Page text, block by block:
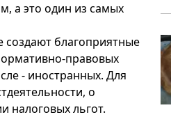
а это один из самых
благоприятные
правовых
- иностранных. Для
о
налоговых льгот.